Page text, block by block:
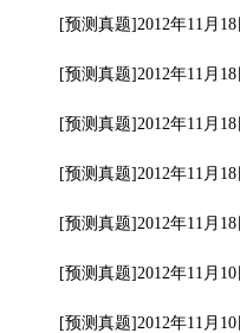
[预测真题]2012年11月
[预测真题]2012年11月
[预测真题]2012年11月
[预测真题]2012年11月
[预测真题]2012年11月
[预测真题]2012年11月
[预测真题]2012年11月